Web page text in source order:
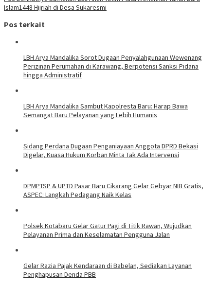
Islam1448 Hijriah di Desa Sukaresmi
Pos terkait
LBH Arya Mandalika Sorot Dugaan Penyalahgunaan Wewenang
Perizinan Perumahan di Karawang, Berpotensi Sanksi Pidana
hingga Administratif
LBH Arya Mandalika Sambut Kapolresta Baru: Harap Bawa
Semangat Baru Pelayanan yang Lebih Humanis
Sidang Perdana Dugaan Penganiayaan Anggota DPRD Bekasi
Digelar, Kuasa Hukum Korban Minta Tak Ada Intervensi
DPMPTSP & UPTD Pasar Baru Cikarang Gelar Gebyar NIB Gratis,
ASPEC: Langkah Pedagang Naik Kelas
Polsek Kotabaru Gelar Gatur Pagi di Titik Rawan, Wujudkan
Pelayanan Prima dan Keselamatan Pengguna Jalan
Gelar Razia Pajak Kendaraan di Babelan, Sediakan Layanan
Penghapusan Denda PBB